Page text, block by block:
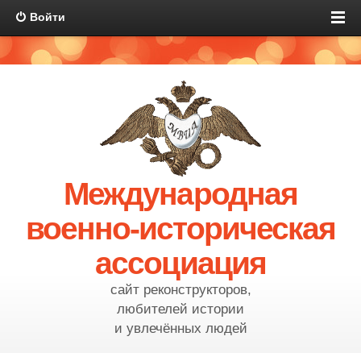
Войти
Международная
военно-историческая
ассоциация
сайт реконструкторов,
любителей истории
и увлечённых людей